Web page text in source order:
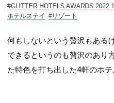
#GLITTER HOTELS AWARDS 2022
ホテルステイ #リゾート
何もしないという贅沢もある
できるというのも贅沢のあり
た特色を打ち出した4軒のホテ